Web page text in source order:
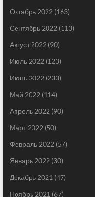
Октябрь 2022 (163)
Сентябрь 2022 (113)
Август 2022 (90)
Июль 2022 (123)
Июнь 2022 (233)
Май 2022 (114)
Апрель 2022 (90)
Март 2022 (50)
Февраль 2022 (57)
Январь 2022 (30)
Декабрь 2021 (47)
Ноябрь 2021 (67)